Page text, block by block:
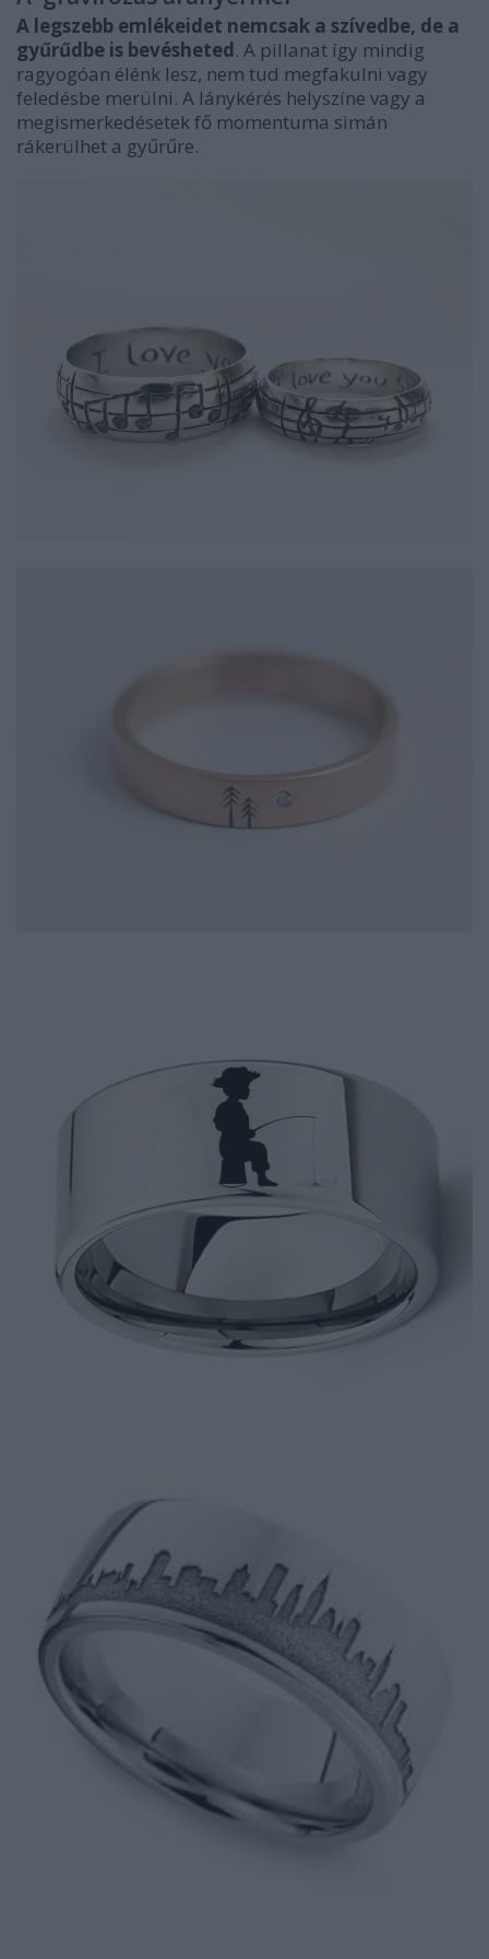
A legszebb emlékeidet nemcsak a szívedbe, de a
gyűrűdbe is bevésheted. A pillanat így mindig
ragyogóan élénk lesz, nem tud megfakulni vagy
feledésbe merülni. A lánykérés helyszíne vagy a
megismerkedésetek fő momentuma simán
rákerülhet a gyűrűre.